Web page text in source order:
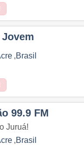
,Brasil
99.9 FM
Juruá!
,Brasil